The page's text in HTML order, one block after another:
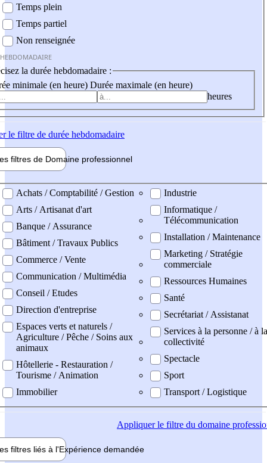
Temps plein
Temps partiel
Non renseignée
la durée hebdomadaire :
minimale (en heure) Durée maximale (en heure)
heures
le filtre de durée hebdomadaire
filtres de Domaine professionnel
professionel
Achats / Comptabilité / Gestion
Arts / Artisanat d'art
Banque / Assurance
Bâtiment / Travaux Publics
Commerce / Vente
Communication / Multimédia
Conseil / Etudes
Direction d'entreprise
Espaces verts et naturels /
Agriculture / Pêche / Soins aux
animaux
Hôtellerie - Restauration /
Tourisme / Animation
Immobilier
Industrie
Informatique /
Télécommunication
Installation / Maintenance
Marketing / Stratégie
commerciale
Ressources Humaines
Santé
Secrétariat / Assistanat
Services à la personne / à la
collectivité
Spectacle
Sport
Transport / Logistique
Appliquerle filtre du domaine
filtres liés à l'Expérience demandée